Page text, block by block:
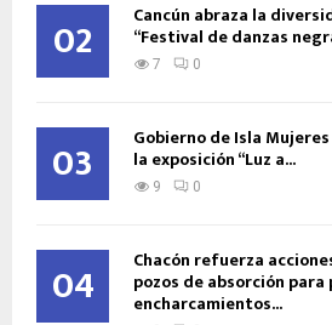
02 Cancún abraza la
“Festival de danzas
7 0
03 Gobierno de Isla
la exposición “Luz a...
9 0
04 Chacón refuerza
pozos de absorción
encharcamientos...